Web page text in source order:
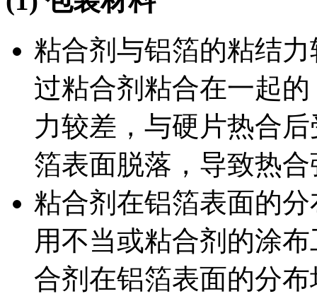
粘合剂与铝箔的粘结
过粘合剂粘合在一起
力较差，与硬片热合
箔表面脱落，导致热
粘合剂在铝箔表面的
用不当或粘合剂的涂
合剂在铝箔表面的分